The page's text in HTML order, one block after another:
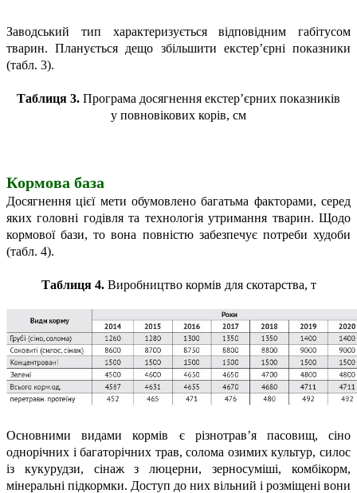
Заводський тип характеризується відповідним габітусом
тварин. Планується дещо збільшити екстер’єрні показники
(табл. 3).
Таблиця 3. Програма досягнення екстер’єрних показників
у повновікових корів, см
Кормова база
Досягнення цієї мети обумовлено багатьма факторами, серед
яких головні годівля та технологія утримання тварин. Щодо
кормової бази, то вона повністю забезпечує потреби худоби
(табл. 4).
Таблиця 4.Виробництво кормів для скотарства, т
Основними видами кормів є різнотрав’я пасовищ, сіно
однорічних і багаторічних трав, солома озимих культур, силос
із кукурудзи, сінаж з люцерни, зерносуміші, комбікорм,
мінеральні підкормки. Доступ до них вільний і розміщені вони